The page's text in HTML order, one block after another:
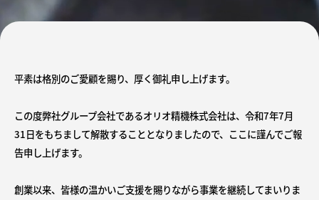
平素は格別のご愛顧を賜り、厚く御礼申し上げます。
この度弊社グループ会社であるオリオ精機株式会社は、令和7年7月
31日をもちまして解散することとなりましたので、ここに謹んでご報
告申し上げます。
創業以来、皆様の温かいご支援を賜りながら事業を継続してまいりま